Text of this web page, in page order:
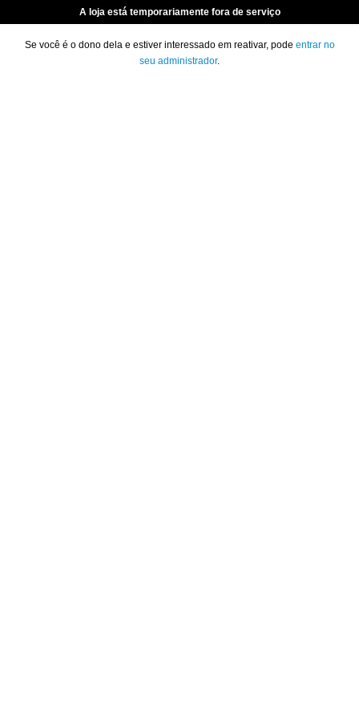
A loja está temporariamente fora de serviço
Se você é o dono dela e estiver interessado em reativar, pode entrar no
seu administrador.